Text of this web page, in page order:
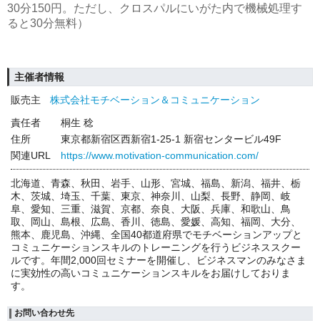
30分150円。ただし、クロスパルにいがた内で機械処理す
ると30分無料）
主催者情報
販売主
株式会社モチベーション＆コミュニケーション
責任者
桐生 稔
住所
東京都新宿区西新宿1-25-1 新宿センタービル49F
関連URL
https://www.motivation-communication.com/
北海道、青森、秋田、岩手、山形、宮城、福島、新潟、福井、栃
木、茨城、埼玉、千葉、東京、神奈川、山梨、長野、静岡、岐
阜、愛知、三重、滋賀、京都、奈良、大阪、兵庫、和歌山、鳥
取、岡山、島根、広島、香川、徳島、愛媛、高知、福岡、大分、
熊本、鹿児島、沖縄、全国40都道府県でモチベーションアップと
コミュニケーションスキルのトレーニングを行うビジネススクー
ルです。年間2,000回セミナーを開催し、ビジネスマンのみなさま
に実効性の高いコミュニケーションスキルをお届けしておりま
す。
お問い合わせ先